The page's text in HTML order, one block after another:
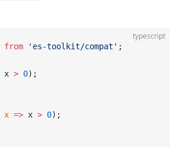
typescript
from 'es-toolkit/compat' ;
x > 0);
x => x > 0);